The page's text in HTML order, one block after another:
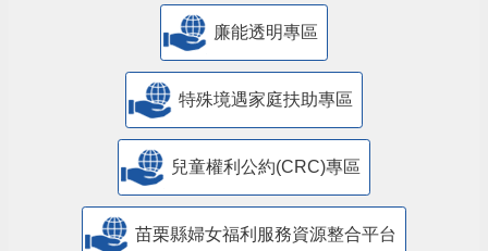
廉能透明專區
特殊境遇家庭扶助專區
兒童權利公約(CRC)專區
苗栗縣婦女福利服務資源整合平台